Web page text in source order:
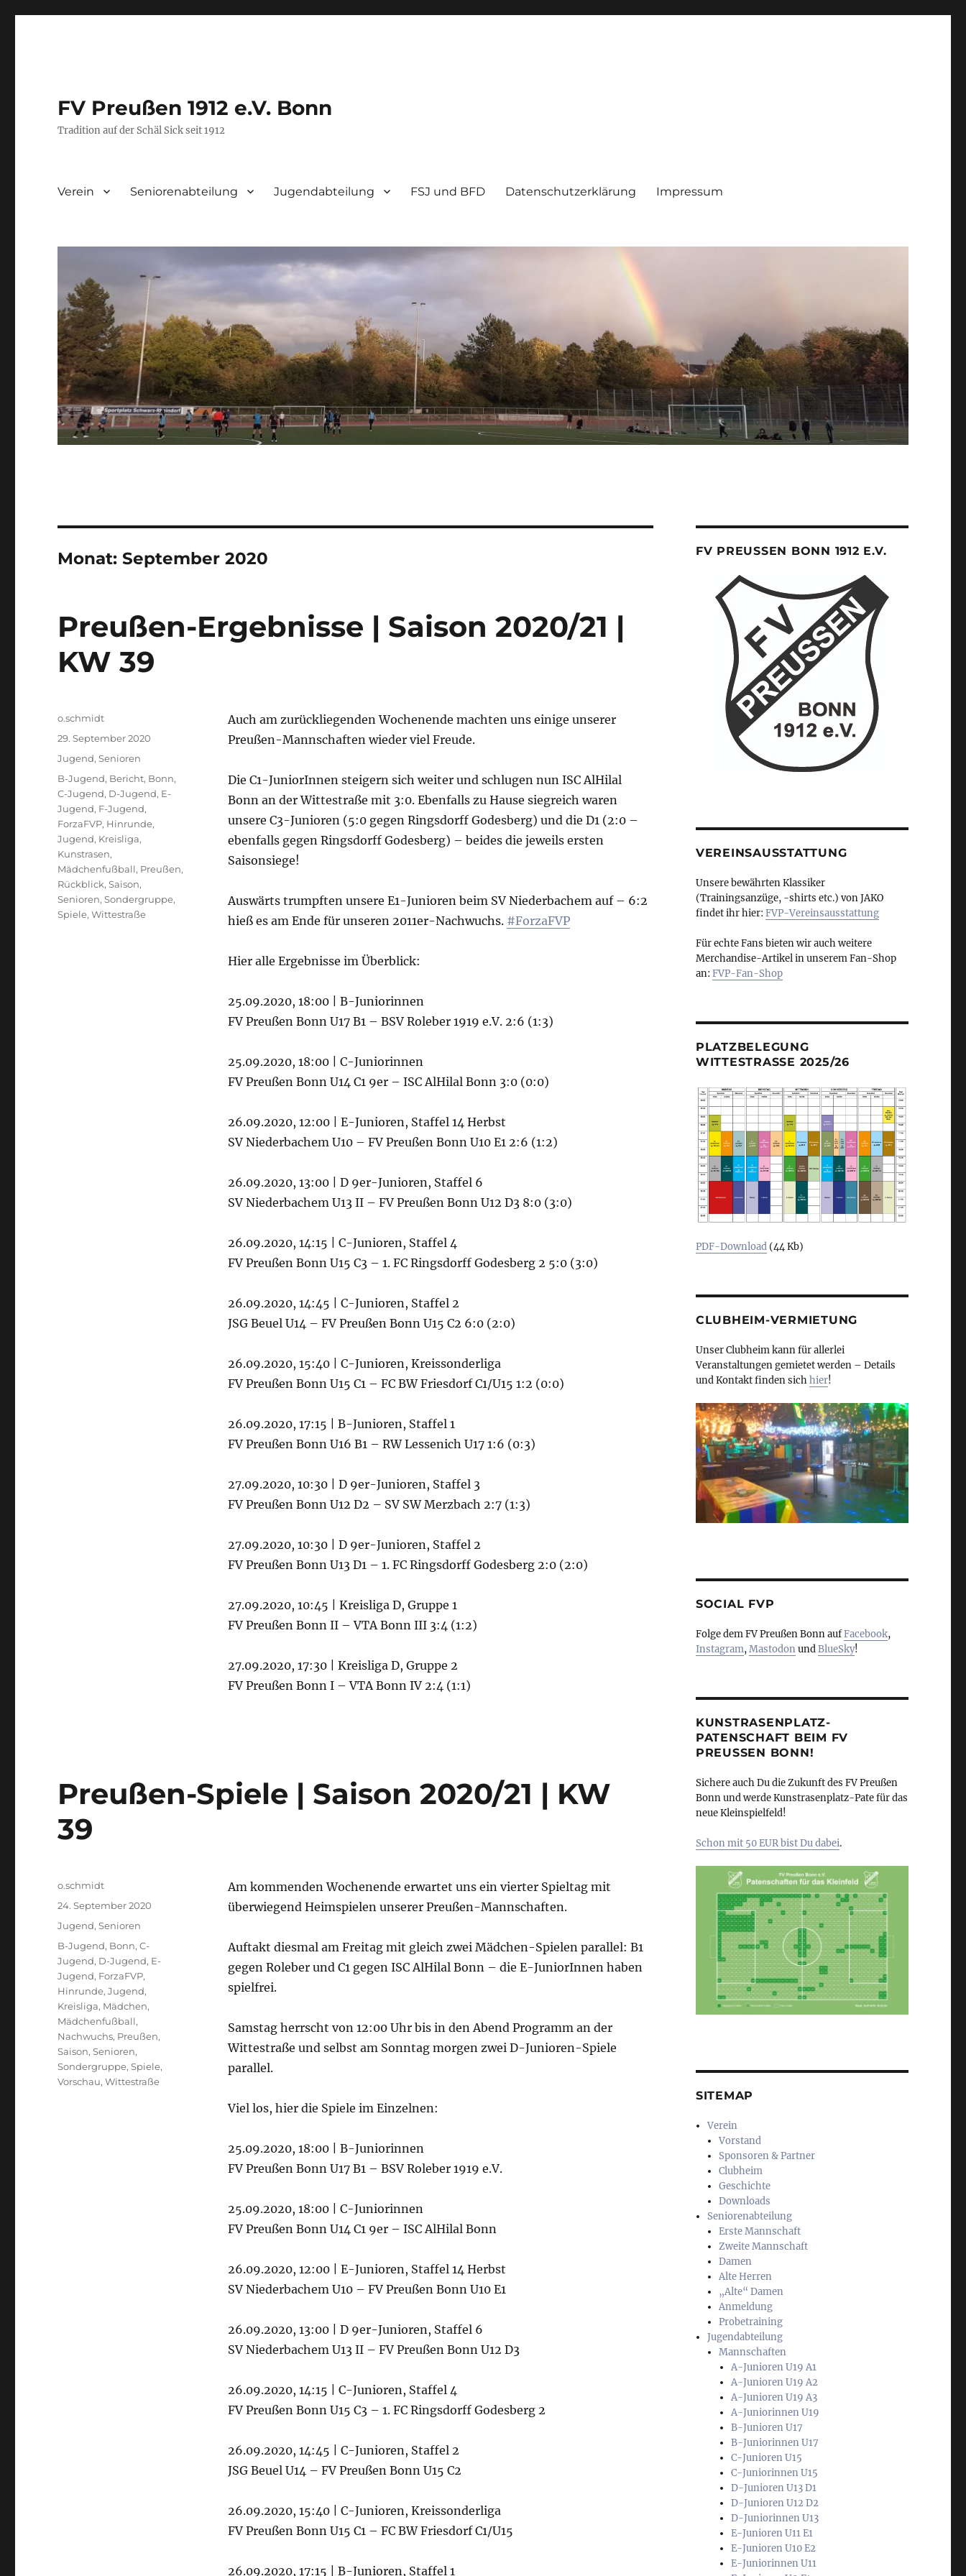
FV Preußen 1912 e.V. Bonn
Tradition auf der Schäl Sick seit 1912
Verein Seniorenabteilung Jugendabteilung FSJ und BFD Datenschutzerklärung Impressum
Monat:September 2020
Preußen-Ergebnisse | Saison 2020/21 |
KW 39
Auch am zurückliegenden Wochenende machten uns einige unserer
Preußen-Mannschaften wieder viel Freude.
Die C1-JuniorInnen steigern sich weiter und schlugen nun ISC AlHilal
Bonn an der Wittestraße mit 3:0. Ebenfalls zu Hause siegreich waren
unsere C3-Junioren (5:0 gegen Ringsdorff Godesberg) und die D1 (2:0 –
ebenfalls gegen Ringsdorff Godesberg) – beides die jeweils ersten
Saisonsiege!
Auswärts trumpften unsere E1-Junioren beim SV Niederbachem auf – 6:2
hieß es am Ende für unseren 2011er-Nachwuchs. #ForzaFVP
Hier alle Ergebnisse im Überblick:
25.09.2020, 18:00 | B-Juniorinnen
FV Preußen Bonn U17 B1 – BSV Roleber 1919 e.V. 2:6 (1:3)
25.09.2020, 18:00 | C-Juniorinnen
FV Preußen Bonn U14 C1 9er – ISC AlHilal Bonn 3:0 (0:0)
26.09.2020, 12:00 | E-Junioren, Staffel 14 Herbst
SV Niederbachem U10 – FV Preußen Bonn U10 E1 2:6 (1:2)
26.09.2020, 13:00 | D 9er-Junioren, Staffel 6
SV Niederbachem U13 II – FV Preußen Bonn U12 D3 8:0 (3:0)
26.09.2020, 14:15 | C-Junioren, Staffel 4
FV Preußen Bonn U15 C3 – 1. FC Ringsdorff Godesberg 2 5:0 (3:0)
26.09.2020, 14:45 | C-Junioren, Staffel 2
JSG Beuel U14 – FV Preußen Bonn U15 C2 6:0 (2:0)
26.09.2020, 15:40 | C-Junioren, Kreissonderliga
FV Preußen Bonn U15 C1 – FC BW Friesdorf C1/​U15 1:2 (0:0)
26.09.2020, 17:15 | B-Junioren, Staffel 1
FV Preußen Bonn U16 B1 – RW Lessenich U17 1:6 (0:3)
27.09.2020, 10:30 | D 9er-Junioren, Staffel 3
FV Preußen Bonn U12 D2 – SV SW Merzbach 2:7 (1:3)
27.09.2020, 10:30 | D 9er-Junioren, Staffel 2
FV Preußen Bonn U13 D1 – 1. FC Ringsdorff Godesberg 2:0 (2:0)
27.09.2020, 10:45 | Kreisliga D, Gruppe 1
FV Preußen Bonn II – VTA Bonn III 3:4 (1:2)
27.09.2020, 17:30 | Kreisliga D, Gruppe 2
FV Preußen Bonn I – VTA Bonn IV 2:4 (1:1)
Autor
o.schmidt
Veröffentlicht
29. September 2020
Kategorien
Jugend,Senioren
Schlagwörter
B-Jugend, Bericht, Bonn,
C-Jugend, D-Jugend, E-
Jugend, F-Jugend,
ForzaFVP, Hinrunde,
Jugend, Kreisliga,
Kunstrasen,
Mädchenfußball, Preußen,
Rückblick,Saison,
Senioren,Sondergruppe,
Spiele,Wittestraße
Preußen-Spiele | Saison 2020/21 | KW
39
Am kommenden Wochenende erwartet uns ein vierter Spieltag mit
überwiegend Heimspielen unserer Preußen-Mannschaften.
Auftakt diesmal am Freitag mit gleich zwei Mädchen-Spielen parallel: B1
gegen Roleber und C1 gegen ISC AlHilal Bonn – die E-JuniorInnen haben
spielfrei.
Samstag herrscht von 12:00 Uhr bis in den Abend Programm an der
Wittestraße und selbst am Sonntag morgen zwei D-Junioren-Spiele
parallel.
Viel los, hier die Spiele im Einzelnen:
25.09.2020, 18:00 | B-Juniorinnen
FV Preußen Bonn U17 B1 – BSV Roleber 1919 e.V.
25.09.2020, 18:00 | C-Juniorinnen
FV Preußen Bonn U14 C1 9er – ISC AlHilal Bonn
26.09.2020, 12:00 | E-Junioren, Staffel 14 Herbst
SV Niederbachem U10 – FV Preußen Bonn U10 E1
26.09.2020, 13:00 | D 9er-Junioren, Staffel 6
SV Niederbachem U13 II – FV Preußen Bonn U12 D3
26.09.2020, 14:15 | C-Junioren, Staffel 4
FV Preußen Bonn U15 C3 – 1. FC Ringsdorff Godesberg 2
26.09.2020, 14:45 | C-Junioren, Staffel 2
JSG Beuel U14 – FV Preußen Bonn U15 C2
26.09.2020, 15:40 | C-Junioren, Kreissonderliga
FV Preußen Bonn U15 C1 – FC BW Friesdorf C1/​U15
26.09.2020, 17:15 | B-Junioren, Staffel 1
Autor
o.schmidt
Veröffentlicht
24. September 2020
Kategorien
Jugend,Senioren
Schlagwörter
B-Jugend, Bonn,C-
Jugend, D-Jugend, E-
Jugend, ForzaFVP,
Hinrunde,Jugend,
Kreisliga, Mädchen,
Mädchenfußball,
Nachwuchs, Preußen,
Saison,Senioren,
Sondergruppe,Spiele,
Vorschau,Wittestraße
FV PREUSSEN BONN 1912 E.V.
VEREINSAUSSTATTUNG
Unsere bewährten Klassiker
(Trainingsanzüge, -shirts etc.) von JAKO
findet ihr hier: FVP-Vereinsausstattung
Für echte Fans bieten wir auch weitere
Merchandise-Artikel in unserem Fan-Shop
an: FVP-Fan-Shop
PLATZBELEGUNG
WITTESTRASSE 2025/26
PDF-Download(44 Kb)
CLUBHEIM-VERMIETUNG
Unser Clubheim kann für allerlei
Veranstaltungen gemietet werden – Details
und Kontakt finden sichhier!
SOCIAL FVP
Folge dem FV Preußen Bonn aufFacebook,
Instagram,MastodonundBlueSky!
KUNSTRASENPLATZ-
PATENSCHAFT BEIM FV
PREUSSEN BONN!
Sichere auch Du die Zukunft des FV Preußen
Bonn und werde Kunstrasenplatz-Pate für das
neue Kleinspielfeld!
Schon mit 50 EUR bist Du dabei.
SITEMAP
Verein
Vorstand
Sponsoren & Partner
Clubheim
Geschichte
Downloads
Seniorenabteilung
Erste Mannschaft
Zweite Mannschaft
Damen
Alte Herren
„Alte“ Damen
Anmeldung
Probetraining
Jugendabteilung
Mannschaften
A-Junioren U19 A1
A-Junioren U19 A2
A-Junioren U19 A3
A-Juniorinnen U19
B-Junioren U17
B-Juniorinnen U17
C-Junioren U15
C-Juniorinnen U15
D-Junioren U13 D1
D-Junioren U12 D2
D-Juniorinnen U13
E-Junioren U11 E1
E-Junioren U10 E2
E-Juniorinnen U11